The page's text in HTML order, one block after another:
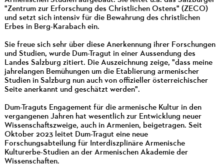
"Zentrum zur Erforschung des Christlichen Ostens" (ZECO)
und setzt sich intensiv für die Bewahrung des christlichen
Erbes in Berg-Karabach ein.
Sie freue sich sehr über diese Anerkennung ihrer Forschungen
und Studien, wurde Dum-Tragut in einer Aussendung des
Landes Salzburg zitiert. Die Auszeichnung zeige, "dass meine
jahrelangen Bemühungen um die Etablierung armenischer
Studien in Salzburg nun auch von offizieller österreichischer
Seite anerkannt und geschätzt werden".
Dum-Traguts Engagement für die armenische Kultur in den
vergangenen Jahren hat wesentlich zur Entwicklung neuer
Wissenschaftszweige, auch in Armenien, beigetragen. Seit
Oktober 2023 leitet Dum-Tragut eine neue
Forschungsabteilung für Interdiszplinäre Armenische
Kulturerbe-Studien an der Armenischen Akademie der
Wissenschaften.